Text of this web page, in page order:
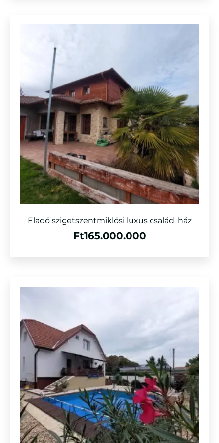
Eladó szigetszentmiklósi luxus családi ház
Ft165.000.000